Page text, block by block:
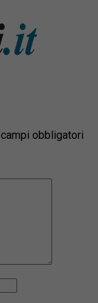
I campi obbligatori